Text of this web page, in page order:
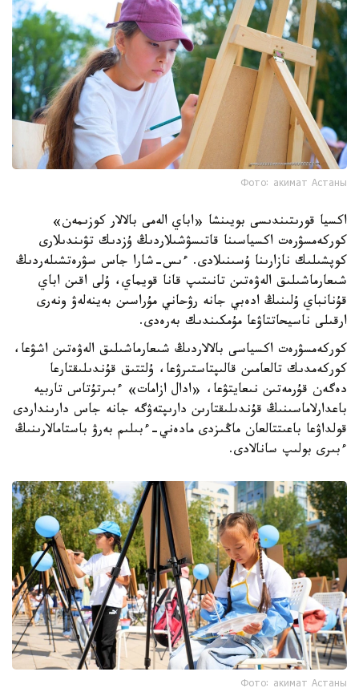
Фото: акимат Астаны
اكسيا قورىتىندىسى بويىنشا «اباي الەمى بالالار كوزىمەن»
كوركەمسۋرەت اكسياسىنا قاتىسۋشىلاردىڭ ۇزدىك تۋىندىلارى
كوپشىلىك نازارىنا ۇسىنىلادى. ءىس-شارا جاس سۋرەتشىلەردىڭ
شىعارماشىلىق الەۋەتىن تانىتىپ قانا قويماي، ۇلى اقىن اباي
قۇنانباي ۇلىنىڭ ادەبي جانە رۋحاني مۇراسىن بەينەلەۋ ونەرى
ارقىلى ناسيحاتتاۋعا مۇمكىندىك بەرەدى.
كوركەمسۋرەت اكسياسى بالالاردىڭ شىعارماشىلىق الەۋەتىن اشۋعا،
كوركەمدىك تالعامىن قالىپتاستىرۋعا، ۇلتتىق قۇندىلىقتارعا
دەگەن قۇرمەتىن نىعايتۋعا، «ادال ازامات» ءبىرتۇتاس تاربيە
باعدارلاماسىنىڭ قۇندىلىقتارىن دارىپتەۋگە جانە جاس دارىنداردى
قولداۋعا باعىتتالعان ماڭىزدى مادەني-ءبىلىم بەرۋ باستامالارىنىڭ
ءبىرى بولىپ سانالادى.
Фото: акимат Астаны